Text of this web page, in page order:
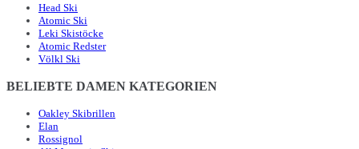
Head Ski
Atomic Ski
Leki Skistöcke
Atomic Redster
Völkl Ski
BELIEBTE DAMEN KATEGORIEN
Oakley Skibrillen
Elan
Rossignol